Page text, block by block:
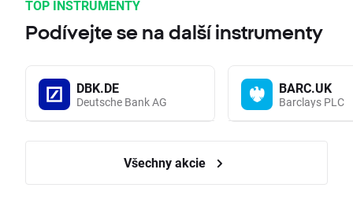
TOP INSTRUMENTY
Podívejte se na další instrumenty
DBK.DE
Deutsche Bank AG
BARC.UK
Barclays PLC
Všechny akcie